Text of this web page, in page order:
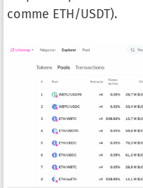
comme ETH/USDT).